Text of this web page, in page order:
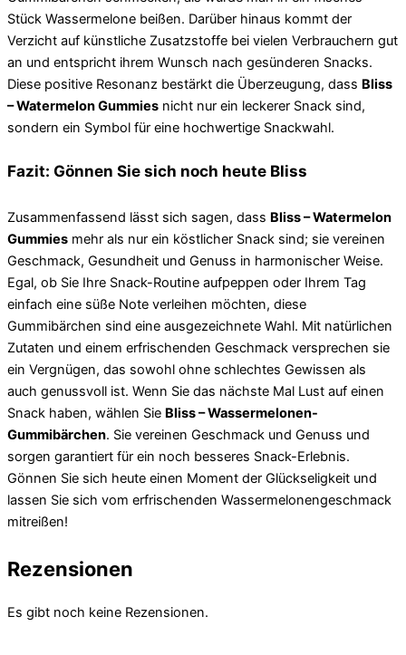
Stück Wassermelone beißen. Darüber hinaus kommt der
Verzicht auf künstliche Zusatzstoffe bei vielen Verbrauchern gut
an und entspricht ihrem Wunsch nach gesünderen Snacks.
Diese positive Resonanz bestärkt die Überzeugung, dass Bliss
– Watermelon Gummies nicht nur ein leckerer Snack sind,
sondern ein Symbol für eine hochwertige Snackwahl.
Fazit: Gönnen Sie sich noch heute Bliss
Zusammenfassend lässt sich sagen, dass Bliss – Watermelon
Gummies mehr als nur ein köstlicher Snack sind; sie vereinen
Geschmack, Gesundheit und Genuss in harmonischer Weise.
Egal, ob Sie Ihre Snack-Routine aufpeppen oder Ihrem Tag
einfach eine süße Note verleihen möchten, diese
Gummibärchen sind eine ausgezeichnete Wahl. Mit natürlichen
Zutaten und einem erfrischenden Geschmack versprechen sie
ein Vergnügen, das sowohl ohne schlechtes Gewissen als
auch genussvoll ist. Wenn Sie das nächste Mal Lust auf einen
Snack haben, wählen Sie Bliss – Wassermelonen-
Gummibärchen. Sie vereinen Geschmack und Genuss und
sorgen garantiert für ein noch besseres Snack-Erlebnis.
Gönnen Sie sich heute einen Moment der Glückseligkeit und
lassen Sie sich vom erfrischenden Wassermelonengeschmack
mitreißen!
Rezensionen
Es gibt noch keine Rezensionen.